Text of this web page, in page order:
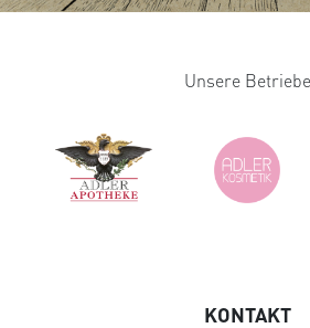
Unsere Betriebe
KONTAKT